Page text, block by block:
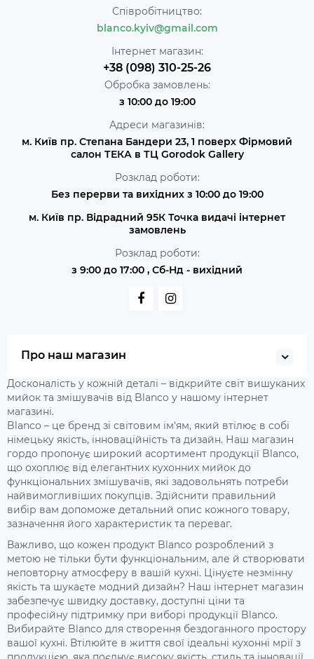
Співробітництво:
blanco.kyiv@gmail.com
Інтернет магазин:
+38 (098) 310-25-26
Обробка замовлень:
з 10:00 до 19:00
Адреси магазинів:
м. Київ пр. Степана Бандери 23, 1 поверх Фірмовий
салон ТЕКА в ТЦ Gorodok Gallery
Розклад роботи:
Без перерви та вихідних з 10:00 до 19:00
м. Київ пр. Відрадний 95К Точка видачі інтернет
замовлень
Розклад роботи:
з 9:00 до 17:00 , Сб-Нд - вихідний
Про наш магазин
Досконалість у кожній деталі – відкрийте світ вишуканих
мийок та змішувачів від Blanco у нашому інтернет
магазині.
Blanco – це бренд зі світовим ім'ям, який втілює в собі
німецьку якість, інноваційність та дизайн. Наш магазин
гордо пропонує широкий асортимент продукції Blanco,
що охоплює від елегантних кухонних мийок до
функціональних змішувачів, які задовольнять потреби
найвимогливіших покупців. Здійснити правильний
вибір вам допоможе детальний опис кожного товару,
зазначення його характеристик та переваг.
Важливо, що кожен продукт Blanco розроблений з
метою не тільки бути функціональним, але й створювати
неповторну атмосферу в вашій кухні. Цінуєте незмінну
якість та шукаєте модний дизайн? Наш інтернет магазин
забезпечує швидку доставку, доступні ціни та
професійну підтримку при виборі продукції Blanco.
Вибирайте Blanco для створення бездоганного простору
вашої кухні. Втілюйте в життя свої ідеальні кухонні мрії з